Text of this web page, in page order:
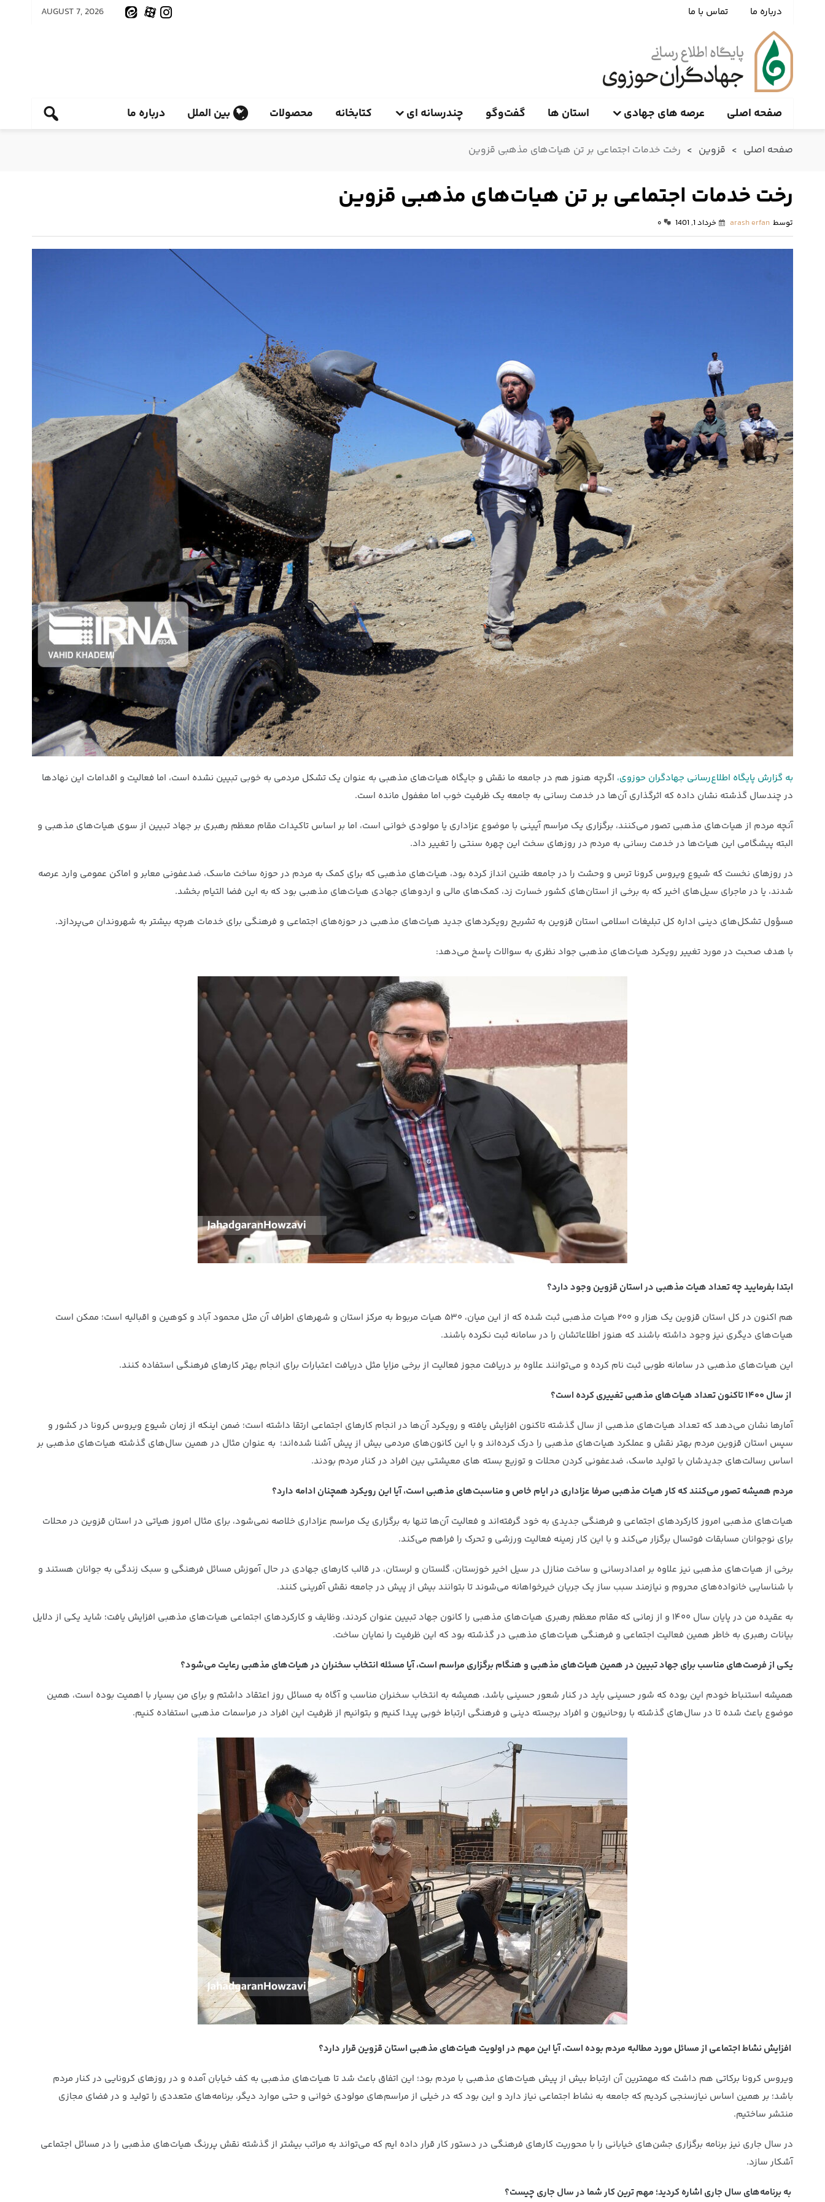
درباره ما تماس با ما AUGUST 7, 2026
صفحه اصلی عرصه های جهادی استان ها گفت‌وگو چندرسانه ای کتابخانه محصولات بین الملل درباره ما
صفحه اصلی > قزوین > رخت خدمات اجتماعی بر تن هیات‌های مذهبی قزوین
رخت خدمات اجتماعی بر تن هیات‌های مذهبی قزوین
توسط arash erfan خرداد 1, 1401 ۰
به گزارش پایگاه اطلاع‌رسانی جهادگران حوزوی، اگرچه هنوز هم در جامعه ما نقش و جایگاه هیات‌های مذهبی به عنوان یک تشکل مردمی به خوبی تبیین نشده است، اما فعالیت و اقدامات این نهادها
در چندسال گذشته نشان داده که اثرگذاری آن‌ها در خدمت رسانی به جامعه یک ظرفیت خوب اما مغفول مانده است.
آنچه مردم از هیات‌های مذهبی تصور می‌کنند، برگزاری یک مراسم آیینی با موضوع عزاداری یا مولودی خوانی است، اما بر اساس تاکیدات مقام معظم رهبری بر جهاد تبیین از سوی هیات‌های مذهبی و
البته پیشگامی این هیات‌ها در خدمت رسانی به مردم در روزهای سخت این چهره سنتی را تغییر داد.
در روزهای نخست که شیوع ویروس کرونا ترس و وحشت را در جامعه طنین انداز کرده بود، هیات‌های مذهبی که برای کمک به مردم در حوزه ساخت ماسک، ضدعفونی معابر و اماکن عمومی وارد عرصه
شدند، یا در ماجرای سیل‌های اخیر که به برخی از استان‌های کشور خسارت زد، کمک‌های مالی و اردوهای جهادی هیات‌های مذهبی بود که به این فضا التیام بخشد.
مسؤول تشکل‌های دینی اداره کل تبلیغات اسلامی استان قزوین به تشریح رویکردهای جدید هیات‌های مذهبی در حوزه‌های اجتماعی و فرهنگی برای خدمات هرچه بیشتر به شهروندان می‌پردازد.
با هدف صحبت در مورد تغییر رویکرد هیات‌های مذهبی جواد نظری به سوالات پاسخ می‌دهد:
ابتدا بفرمایید چه تعداد هیات مذهبی در استان قزوین وجود دارد؟
هم اکنون در کل استان قزوین یک هزار و ۲۰۰ هیات مذهبی ثبت شده که از این میان، ۵۳۰ هیات مربوط به مرکز استان و شهرهای اطراف آن مثل محمود آباد و کوهین و اقبالیه است؛ ممکن است
هیات‌های دیگری نیز وجود داشته باشند که هنوز اطلاعاتشان را در سامانه ثبت نکرده باشند.
این هیات‌های مذهبی در سامانه طوبی ثبت نام کرده و می‌توانند علاوه بر دریافت مجوز فعالیت از برخی مزایا مثل دریافت اعتبارات برای انجام بهتر کارهای فرهنگی استفاده کنند.
از سال ۱۴۰۰ تاکنون تعداد هیات‌های مذهبی تغییری کرده است؟
آمارها نشان می‌دهد که تعداد هیات‌های مذهبی از سال گذشته تاکنون افزایش یافته و رویکرد آن‌ها در انجام کارهای اجتماعی ارتقا داشته است؛ ضمن اینکه از زمان شیوع ویروس کرونا در کشور و
سپس استان قزوین مردم بهتر نقش و عملکرد هیات‌های مذهبی را درک کرده‌اند و با این کانون‌های مردمی بیش از پیش آشنا شده‌اند؛ به عنوان مثال در همین سال‌های گذشته هیات‌های مذهبی بر
اساس رسالت‌های جدیدشان با تولید ماسک، ضدعفونی کردن محلات و توزیع بسته های معیشتی بین افراد در کنار مردم بودند.
مردم همیشه تصور می‌کنند که کار هیات مذهبی صرفا عزاداری در ایام خاص و مناسبت‌های مذهبی است، آیا این رویکرد همچنان ادامه دارد؟
هیات‌های مذهبی امروز کارکردهای اجتماعی و فرهنگی جدیدی به خود گرفته‌اند و فعالیت آن‌ها تنها به برگزاری یک مراسم عزاداری خلاصه نمی‌شود، برای مثال امروز هیاتی در استان قزوین در محلات
برای نوجوانان مسابقات فوتسال برگزار می‌کند و با این کار زمینه فعالیت ورزشی و تحرک را فراهم می‌کند.
برخی از هیات‌های مذهبی نیز علاوه بر امدادرسانی و ساخت منازل در سیل اخیر خوزستان، گلستان و لرستان، در قالب کارهای جهادی در حال آموزش مسائل فرهنگی و سبک زندگی به جوانان هستند و
با شناسایی خانواده‌های محروم و نیازمند سبب ساز یک جریان خیرخواهانه می‌شوند تا بتوانند بیش از پیش در جامعه نقش آفرینی کنند.
به عقیده من در پایان سال ۱۴۰۰ و از زمانی که مقام معظم رهبری هیات‌های مذهبی را کانون جهاد تبیین عنوان کردند، وظایف و کارکردهای اجتماعی هیات‌های مذهبی افزایش یافت؛ شاید یکی از دلایل
بیانات رهبری به خاطر همین فعالیت اجتماعی و فرهنگی هیات‌های مذهبی در گذشته بود که این ظرفیت را نمایان ساخت.
یکی از فرصت‌های مناسب برای جهاد تبیین در همین هیات‌های مذهبی و هنگام برگزاری مراسم است، آیا مسئله انتخاب سخنران در هیات‌های مذهبی رعایت می‌شود؟
همیشه استنباط خودم این بوده که شور حسینی باید در کنار شعور حسینی باشد، همیشه به انتخاب سخنران مناسب و آگاه به مسائل روز اعتقاد داشتم و برای من بسیار با اهمیت بوده است، همین
موضوع باعث شده تا در سال‌های گذشته با روحانیون و افراد برجسته دینی و فرهنگی ارتباط خوبی پیدا کنیم و بتوانیم از ظرفیت این افراد در مراسمات مذهبی استفاده کنیم.
افزایش نشاط اجتماعی از مسائل مورد مطالبه مردم بوده است، آیا این مهم در اولویت هیات‌های مذهبی استان قزوین قرار دارد؟
ویروس کرونا برکاتی هم داشت که مهمترین آن ارتباط بیش از پیش هیات‌های مذهبی با مردم بود؛ این اتفاق باعث شد تا هیات‌های مذهبی به کف خیابان آمده و در روزهای کرونایی در کنار مردم
باشد؛ بر همین اساس نیازسنجی کردیم که جامعه به نشاط اجتماعی نیاز دارد و این بود که در خیلی از مراسم‌های مولودی خوانی و حتی موارد دیگر، برنامه‌های متعددی را تولید و در فضای مجازی
منتشر ساختیم.
در سال جاری نیز برنامه برگزاری جشن‌های خیابانی را با محوریت کارهای فرهنگی در دستور کار قرار داده ایم که می‌تواند به مراتب بیشتر از گذشته نقش پررنگ هیات‌های مذهبی را در مسائل اجتماعی
آشکار سازد.
به برنامه‌های سال جاری اشاره کردید؛ مهم ترین کار شما در سال جاری چیست؟